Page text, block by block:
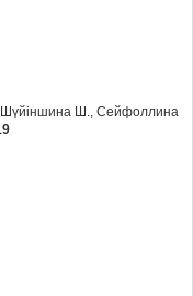
Ш., Сейфоллина